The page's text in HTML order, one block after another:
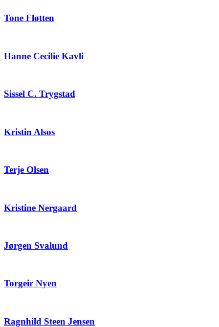
Tone Fløtten
Hanne Cecilie Kavli
Sissel C. Trygstad
Kristin Alsos
Terje Olsen
Kristine Nergaard
Jørgen Svalund
Torgeir Nyen
Ragnhild Steen Jensen